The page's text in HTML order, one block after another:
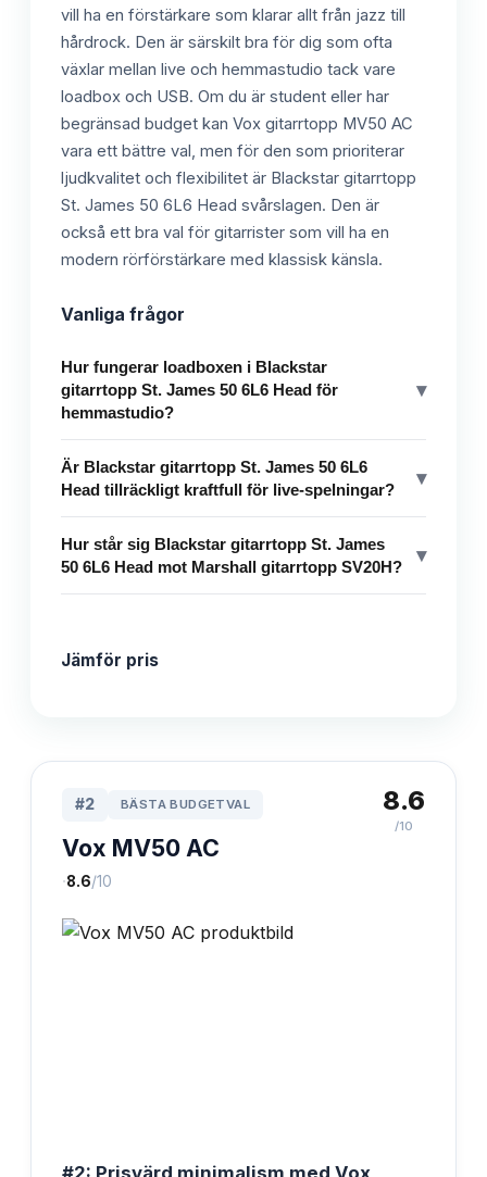
vill ha en förstärkare som klarar allt från jazz till
hårdrock. Den är särskilt bra för dig som ofta
växlar mellan live och hemmastudio tack vare
loadbox och USB. Om du är student eller har
begränsad budget kan Vox gitarrtopp MV50 AC
vara ett bättre val, men för den som prioriterar
ljudkvalitet och flexibilitet är Blackstar gitarrtopp
St. James 50 6L6 Head svårslagen. Den är
också ett bra val för gitarrister som vill ha en
modern rörförstärkare med klassisk känsla.
Vanliga frågor
Hur fungerar loadboxen i Blackstar
gitarrtopp St. James 50 6L6 Head för
hemmastudio?
▾
Är Blackstar gitarrtopp St. James 50 6L6
Head tillräckligt kraftfull för live-spelningar?
▾
Hur står sig Blackstar gitarrtopp St. James
50 6L6 Head mot Marshall gitarrtopp SV20H?
▾
Jämför pris
#2 BÄSTA BUDGETVAL
Vox MV50 AC
·8.6/10
8.6
/10